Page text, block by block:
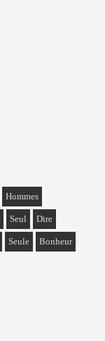
Hommes
Seul Dire
Seule Bonheur